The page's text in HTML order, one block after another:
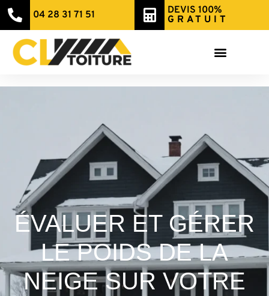
ÉVALUER ET GÉRER
LE POIDS DE LA
NEIGE SUR VOTRE
04 28 31 71 51
DEVIS 100%
GRATUIT